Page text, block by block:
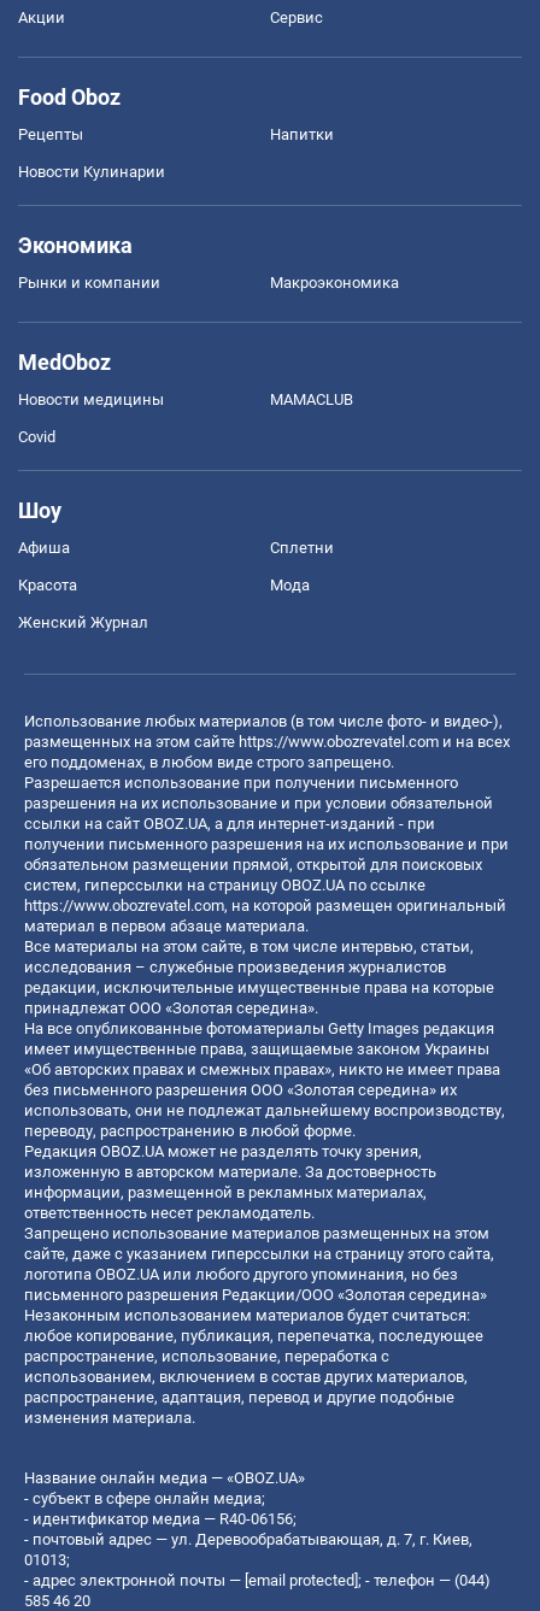
Акции Сервис
Food Oboz
Рецепты Напитки
Новости Кулинарии
Экономика
Рынки и компании Mакроэкономика
MedOboz
Новости медицины MAMACLUB
Covid
Шоу
Афиша Сплетни
Красота Мода
Женский Журнал
Использование любых материалов (в том числе фото- и видео-),
размещенных на этом сайте https://www.obozrevatel.com и на всех
его поддоменах, в любом виде строго запрещено.
Разрешается использование при получении письменного
разрешения на их использование и при условии обязательной
ссылки на сайт OBOZ.UA, а для интернет-изданий - при
получении письменного разрешения на их использование и при
обязательном размещении прямой, открытой для поисковых
систем, гиперссылки на страницу OBOZ.UA по ссылке
https://www.obozrevatel.com, на которой размещен оригинальный
материал в первом абзаце материала.
Все материалы на этом сайте, в том числе интервью, статьи,
исследования – служебные произведения журналистов
редакции, исключительные имущественные права на которые
принадлежат ООО «Золотая середина».
На все опубликованные фотоматериалы Getty Images редакция
имеет имущественные права, защищаемые законом Украины
«Об авторских правах и смежных правах», никто не имеет права
без письменного разрешения ООО «Золотая середина» их
использовать, они не подлежат дальнейшему воспроизводству,
переводу, распространению в любой форме.
Редакция OBOZ.UA может не разделять точку зрения,
изложенную в авторском материале. За достоверность
информации, размещенной в рекламных материалах,
ответственность несет рекламодатель.
Запрещено использование материалов размещенных на этом
сайте, даже с указанием гиперссылки на страницу этого сайта,
логотипа OBOZ.UA или любого другого упоминания, но без
письменного разрешения Редакции/ООО «Золотая середина»
Незаконным использованием материалов будет считаться:
любое копирование, публикация, перепечатка, последующее
распространение, использование, переработка с
использованием, включением в состав других материалов,
распространение, адаптация, перевод и другие подобные
изменения материала.
Название онлайн медиа — «OBOZ.UA»
- субъект в сфере онлайн медиа;
- идентификатор медиа — R40-06156;
- почтовый адрес — ул. Деревообрабатывающая, д. 7, г. Киев,
01013;
- адрес электронной почты — [email protected]; - телефон — (044)
585 46 20